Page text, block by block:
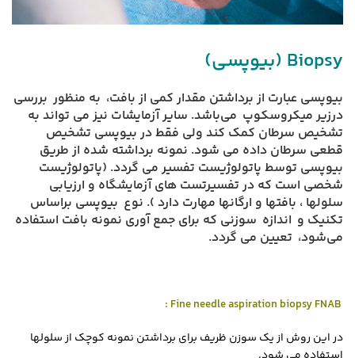
Biopsy (بیوپسی)
بیوپسی عبارت از برداشتن مقدار کمی از بافت، به منظور بررسی
درزیر میکروسکوپ می‌باشد. سایر آزمایشات نیز می تواند به
تشخیص سرطان کمک کند ولی فقط در بیوپسی تشخیص
قطعی سرطان داده می شود. نمونه برداشته شده از طریق
بیوپسی توسط پاتولوژیست تفسیر می گردد. (پاتولوژیست
شخصی است که در تفسیرتست های آزمایشگاه و ارزیابی
سلولها ، بافتها و ارگانها مهارت دارد ). نوع بیوپسی براساس
تکنیک و اندازه سوزنی که برای جمع آوری نمونه بافت استفاده
می‌شود، تعیین می گردد.
: Fine needle aspiration biopsy FNAB
در این روش از یک سوزن ظریف برای برداشتن نمونه کوچک از سلولها